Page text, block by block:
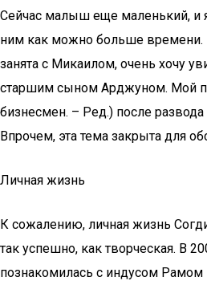
Сейчас малыш еще маленький, и
ним как можно больше времени.
занята с Микаилом, очень хочу
старшим сыном Арджуном. Мой
бизнесмен. – Ред.) после
Впрочем, эта тема закрыта для
Личная жизнь
К сожалению, личная жизнь
так успешно, как творческая. В
познакомилась с индусом Рамом